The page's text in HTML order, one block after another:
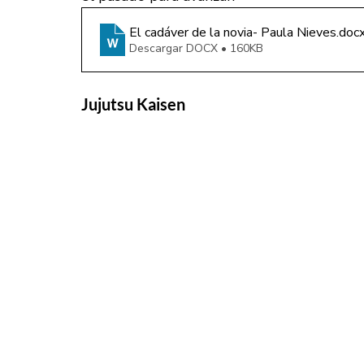
El cadáver de la novia- Paula Nieves
Descargar DOCX • 160KB
Jujutsu Kaisen